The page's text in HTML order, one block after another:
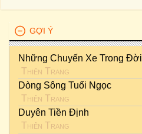
GỢI Ý
Những Chuyến Xe Trong Đời
Thiên Trang
Dòng Sông Tuổi Ngọc
Thiên Trang
Duyên Tiền Định
Thiên Trang